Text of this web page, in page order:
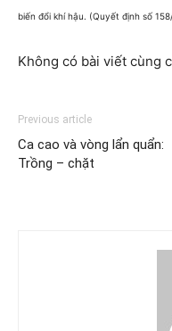
biến đổi khí hậu. (Quyết định số
Không có bài viết cùng
Previous article
Ca cao và vòng lẩn quẩn:
Trồng – chặt